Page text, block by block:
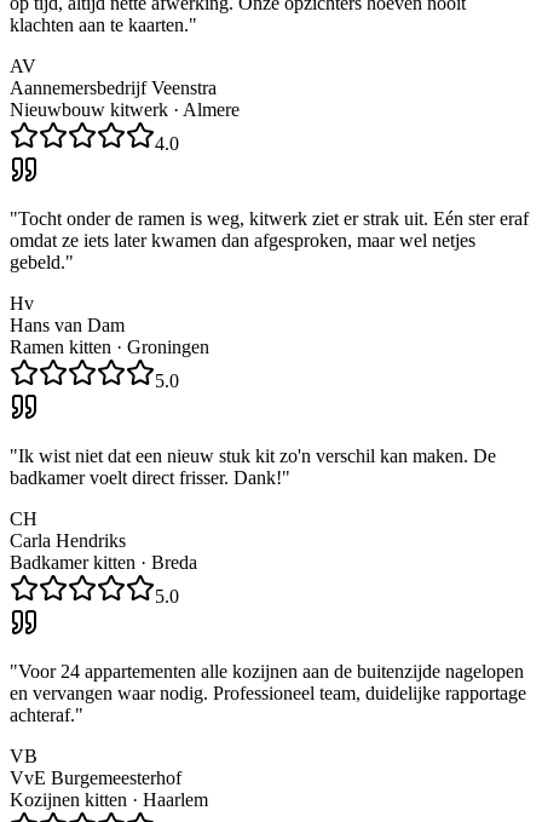
klachten aan te kaarten."
AV
Aannemersbedrijf Veenstra
Nieuwbouw kitwerk · Almere
4.0
"Tocht onder de ramen is weg, kitwerk ziet er strak uit. Eén ster eraf
omdat ze iets later kwamen dan afgesproken, maar wel netjes
gebeld."
Hv
Hans van Dam
Ramen kitten · Groningen
5.0
"Ik wist niet dat een nieuw stuk kit zo'n verschil kan maken. De
badkamer voelt direct frisser. Dank!"
CH
Carla Hendriks
Badkamer kitten · Breda
5.0
"Voor 24 appartementen alle kozijnen aan de buitenzijde nagelopen
en vervangen waar nodig. Professioneel team, duidelijke rapportage
achteraf."
VB
VvE Burgemeesterhof
Kozijnen kitten · Haarlem